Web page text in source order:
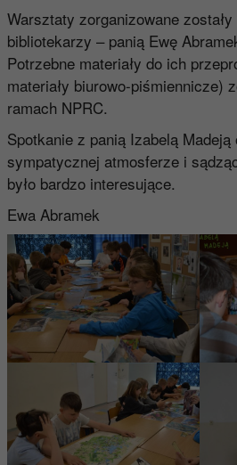
Warsztaty zorganizowane
bibliotekarzy – panią Ewę
Potrzebne materiały do ich
materiały biurowo-piśmiennicze)
ramach NPRC.
Spotkanie z panią Izabelą Madeją
sympatycznej atmosferze i
było bardzo interesujące.
Ewa Abramek